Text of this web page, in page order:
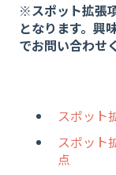
※スポット拡張
となります。興
でお問い合わせ
スポット
スポット
点